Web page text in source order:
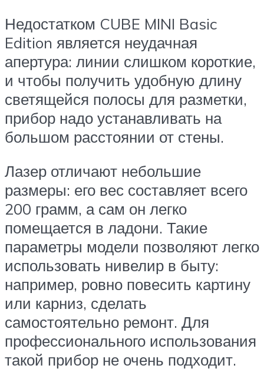
Недостатком CUBE MINI Basic
Edition является неудачная
апертура: линии слишком короткие,
и чтобы получить удобную длину
светящейся полосы для разметки,
прибор надо устанавливать на
большом расстоянии от стены.
Лазер отличают небольшие
размеры: его вес составляет всего
200 грамм, а сам он легко
помещается в ладони. Такие
параметры модели позволяют легко
использовать нивелир в быту:
например, ровно повесить картину
или карниз, сделать
самостоятельно ремонт. Для
профессионального использования
такой прибор не очень подходит.